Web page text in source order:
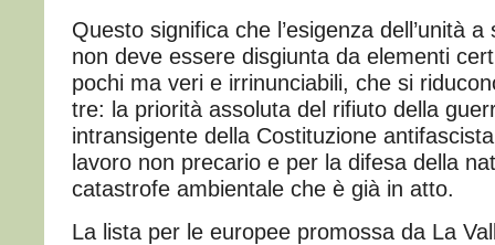
Questo significa che l’esigenza dell’unità
non deve essere disgiunta da elementi
pochi ma veri e irrinunciabili, che si
tre: la priorità assoluta del rifiuto della
intransigente della Costituzione
lavoro non precario e per la difesa della
catastrofe ambientale che è già in atto.
La lista per le europee promossa da La